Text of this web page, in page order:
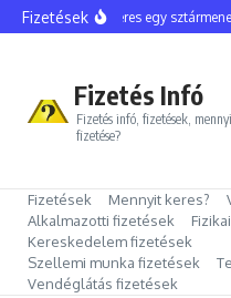
Ugrás a tartalomhoz
Fizetések
Mennyit keres egy
Fizetés Infó
Fizetés infó, fizetések,
fizetése?
Fizetések Mennyit keres?
Alkalmazotti fizetések
Kereskedelem fizetések
Szellemi munka fizetések
Vendéglátás fizetések